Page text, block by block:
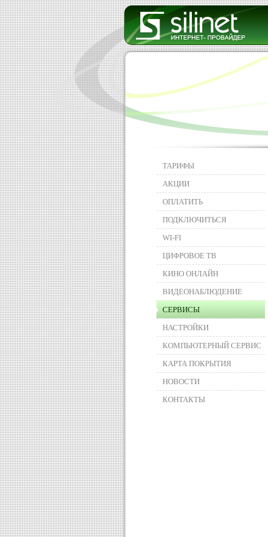
ТАРИФЫ
АКЦИИ
ОПЛАТИТЬ
ПОДКЛЮЧИТЬСЯ
WI-FI
ЦИФРОВОЕ ТВ
КИНО ОНЛАЙН
ВИДЕОНАБЛЮДЕНИЕ
СЕРВИСЫ
НАСТРОЙКИ
КОМПЬЮТЕРНЫЙ СЕРВИС
КАРТА ПОКРЫТИЯ
НОВОСТИ
КОНТАКТЫ